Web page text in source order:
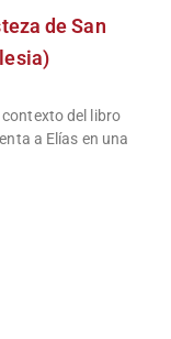
de San
contexto del libro
a Elías en una